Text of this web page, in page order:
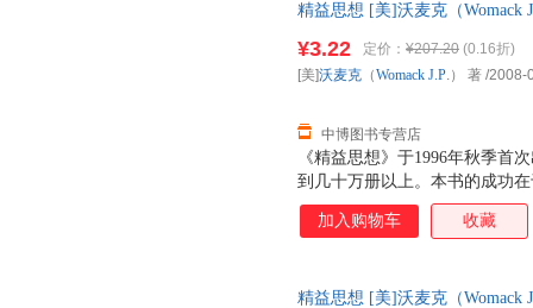
精益实践者带来鼓舞。
精益思想 [美]沃麦克（Womack
《精益思想》于1996年秋季首
到几十万册以上。本书的成功
者提供了精益的核心原则，实
大小企业推行精益的实际情况
值流动起来；依靠客户需求拉
¥3.22 定价： ¥207.20 (0.16折)
中博图书专营店
[美]沃麦克 （Womack J.P.） 著 /2008-
加入购物车 收藏
精益思想 [美]沃麦克（Womack